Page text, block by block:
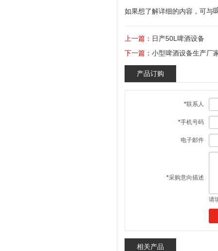
如果想了解详细的内容，可与
上一篇： 日产50L啤酒设备
下一篇： 小型啤酒设备生产厂
产品订购
*联系人
*手机号码
电子邮件
*采购意向描述
请
相关产品